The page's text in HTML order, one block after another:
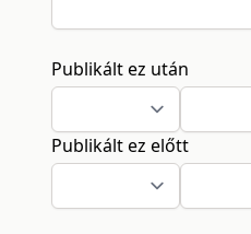
Publikált ez után
Publikált ez előtt